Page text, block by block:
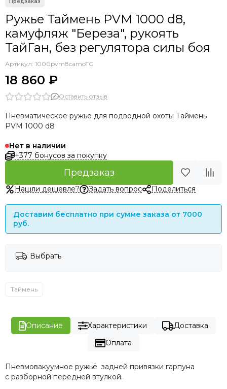
Epsealon
Armytek
C4
Aquateam
Sarbags
KF
Ружье Таймень PVM 1000 d8,
камуфляж "Береза", рукоять
ТайГан, без регулятора силы боя
Артикул: 1000pvm8camoTG
18 860 ₽
Оставить отзыв
Пневматическое ружье для подводной охоты Таймень
PVM 1000 d8
Нет в наличии
+377 бонусов за покупку
Предзаказ
Нашли дешевле? Задать вопрос Поделиться
Доставим бесплатно при сумме заказа от 7000
руб.
Выбрать
Таймень
Описание Характеристики
Доставка
Оплата
Пневмовакуумное ружьё задней привязки гарпуна
с разборной передней втулкой.